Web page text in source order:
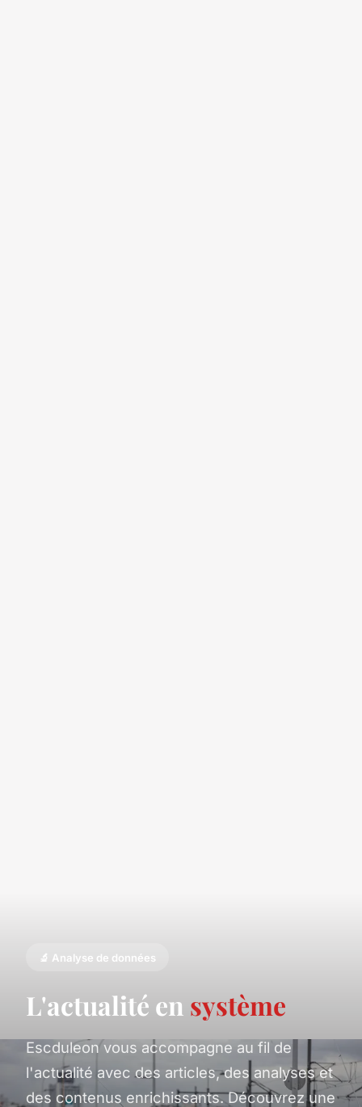
🔬 Analyse de données
L'actualité en système
Escduleon vous accompagne au fil de
l'actualité avec des articles, des analyses et
des contenus enrichissants. Découvrez une